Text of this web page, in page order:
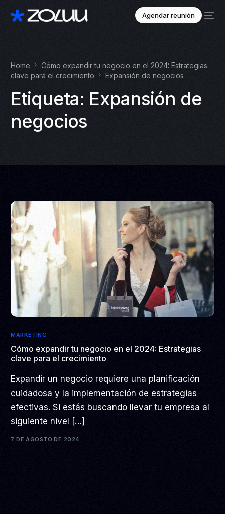
Agendar reunión
Home
Cómo expandir tu negocio en el 2024: Estrategias
clave para el crecimiento
Expansión de negocios
Etiqueta: Expansión de
negocios
MARKETING
Cómo expandir tu negocio en el 2024: Estrategias
clave para el crecimiento
Expandir un negocio requiere una planificación
cuidadosa y la implementación de estrategias
efectivas. Si estás buscando llevar tu empresa al
siguiente nivel […]
7 DE AGOSTO DE 2024